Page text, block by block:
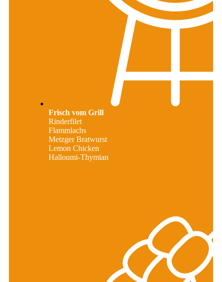
Frisch vom Grill
Rinderfilet
Flammlachs
Metzger Bratwurst
Lemon Chicken
Halloumi-Thymian